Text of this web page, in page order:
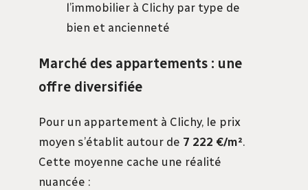
l’immobilier à Clichy par type de
bien et ancienneté
Marché des appartements : une
offre diversifiée
Pour un appartement à Clichy, le prix
moyen s’établit autour de 7 222 €/m².
Cette moyenne cache une réalité
nuancée :